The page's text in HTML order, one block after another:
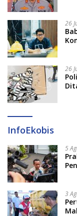
26
26
InfoEkobis
5
3